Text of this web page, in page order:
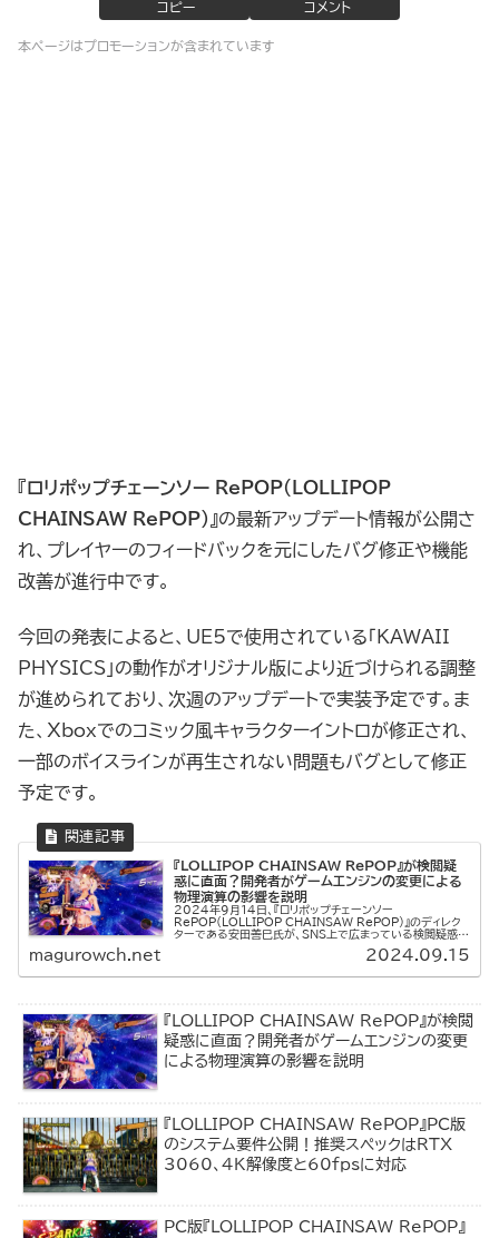
コピー コメント
本ページはプロモーションが含まれています
『ロリポップチェーンソー RePOP（LOLLIPOP
CHAINSAW RePOP） 』の最新アップデート情報が公開さ
れ、プレイヤーのフィードバックを元にしたバグ修正や機能
改善が進行中です。
今回の発表によると、UE5で使用されている「KAWAII
PHYSICS」の動作がオリジナル版により近づけられる調整
が進められており、次週のアップデートで実装予定です。ま
た、Xboxでのコミック風キャラクターイントロが修正され、
一部のボイスラインが再生されない問題もバグとして修正
予定です。
『LOLLIPOP CHAINSAW RePOP』が検閲疑
惑に直面？開発者がゲームエンジンの変更による
物理演算の影響を説明
2024年9月14日、『ロリポップチェーンソー
RePOP（LOLLIPOP CHAINSAW RePOP）』のディレク
ターである安田善巳氏が、SNS上で広まっている検閲疑惑に
magurowch.net 2024.09.15
『LOLLIPOP CHAINSAW RePOP』が検閲
疑惑に直面？開発者がゲームエンジンの変更
による物理演算の影響を説明
『LOLLIPOP CHAINSAW RePOP』PC版
のシステム要件公開！推奨スペックはRTX
3060、4K解像度と60fpsに対応
PC版『LOLLIPOP CHAINSAW RePOP』